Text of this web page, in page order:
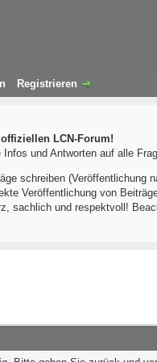
Registrieren
LCN-Forum!
und Antworten auf alle
schreiben (Veröffentlichung
Veröffentlichung von
sachlich und respektvoll!